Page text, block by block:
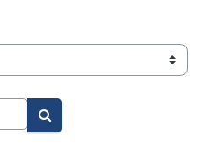
Vyhledat kurzy